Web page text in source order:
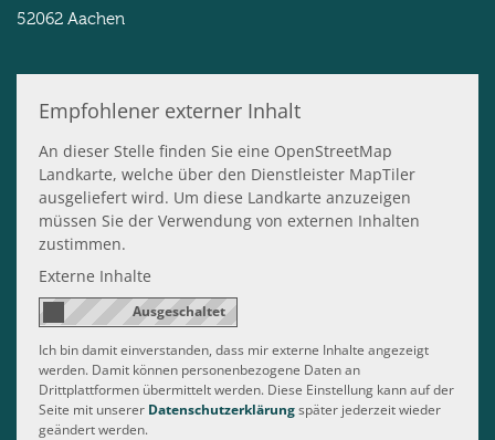
52062 Aachen
Empfohlener externer Inhalt
An dieser Stelle finden Sie eine OpenStreetMap
Landkarte, welche über den Dienstleister MapTiler
ausgeliefert wird. Um diese Landkarte anzuzeigen
müssen Sie der Verwendung von externen Inhalten
zustimmen.
Externe Inhalte
Ich bin damit einverstanden, dass mir externe Inhalte angezeigt
werden. Damit können personenbezogene Daten an
Drittplattformen übermittelt werden. Diese Einstellung kann auf der
Seite mit unserer Datenschutzerklärungspäter jederzeit wieder
geändert werden.